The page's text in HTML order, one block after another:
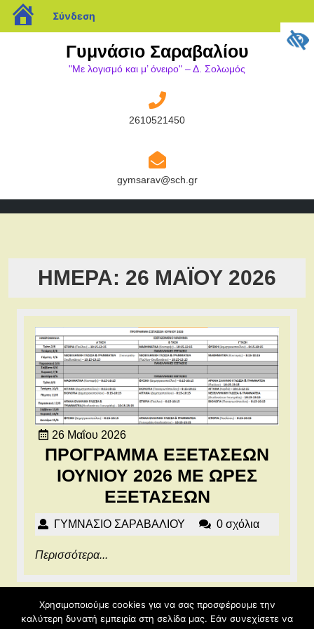
blogs.sch.gr
Σύνδεση
Γυμνάσιο Σαραβαλίου
"Mε λογισμό και μ’ όνειρο" – Δ. Σολωμός
26105214502610521450
gymsarav@sch.grgymsarav@sch.gr
ΗΜΈΡΑ: 26 ΜΑΪ́ΟΥ 2026
26 Μαΐου 202626
Μαΐου
ΠΡΟΓΡΑΜΜΑ ΕΞΕΤΑΣΕΩΝ
ΙΟΥΝΙΟΥ 2026 ΜΕ ΩΡΕΣ
ΕΞΕΤΑΣΕΩΝ
ΙΟΥΝΙΟΥ
ΜΕ
ΩΡΕΣ
ΓΥΜΝΑΣΙΟ ΣΑΡΑΒΑΛΙΟΥ ΓΥΜΝΑΣΙΟ
0 σχόλια
Περισσότερα...
Χρησιμοποιούμε cookies για να σας προσφέρουμε την
καλύτερη δυνατή εμπειρία στη σελίδα μας. Εάν συνεχίσετε να